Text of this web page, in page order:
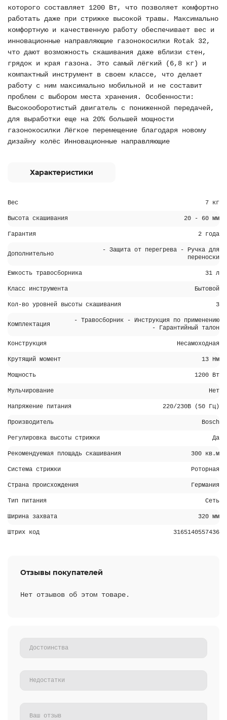
которого составляет 1200 Вт, что позволяет комфортно
работать даже при стрижке высокой травы. Максимально
комфортную и качественную работу обеспечивает вес и
инновационные направляющие газонокосилки Rotak 32,
что дают возможность скашивания даже вблизи стен,
грядок и края газона. Это самый лёгкий (6,8 кг) и
компактный инструмент в своем классе, что делает
работу с ним максимально мобильной и не составит
проблем с выбором места хранения. Особенности:
Высокооборотистый двигатель с пониженной передачей,
для выработки еще на 20% большей мощности
газонокосилки Лёгкое перемещение благодаря новому
дизайну колёс Инновационные направляющие
Характеристики
Вес 7 кг
Высота скашивания 20 - 60 мм
Гарантия 2 года
Дополнительно
- Защита от перегрева - Ручка для
переноски
Емкость травосборника 31 л
Класс инструмента Бытовой
Кол-во уровней высоты скашивания 3
Комплектация
- Травосборник - Инструкция по применению
- Гарантийный талон
Конструкция Несамоходная
Крутящий момент 13 Hм
Мощность 1200 Вт
Мульчирование Нет
Напряжение питания 220/230В (50 Гц)
Производитель Bosch
Регулировка высоты стрижки Да
Рекомендуемая площадь скашивания 300 кв.м
Система стрижки Роторная
Страна происхождения Германия
Тип питания Сеть
Ширина захвата 320 мм
Штрих код 3165140557436
Отзывы покупателей
Нет отзывов об этом товаре.